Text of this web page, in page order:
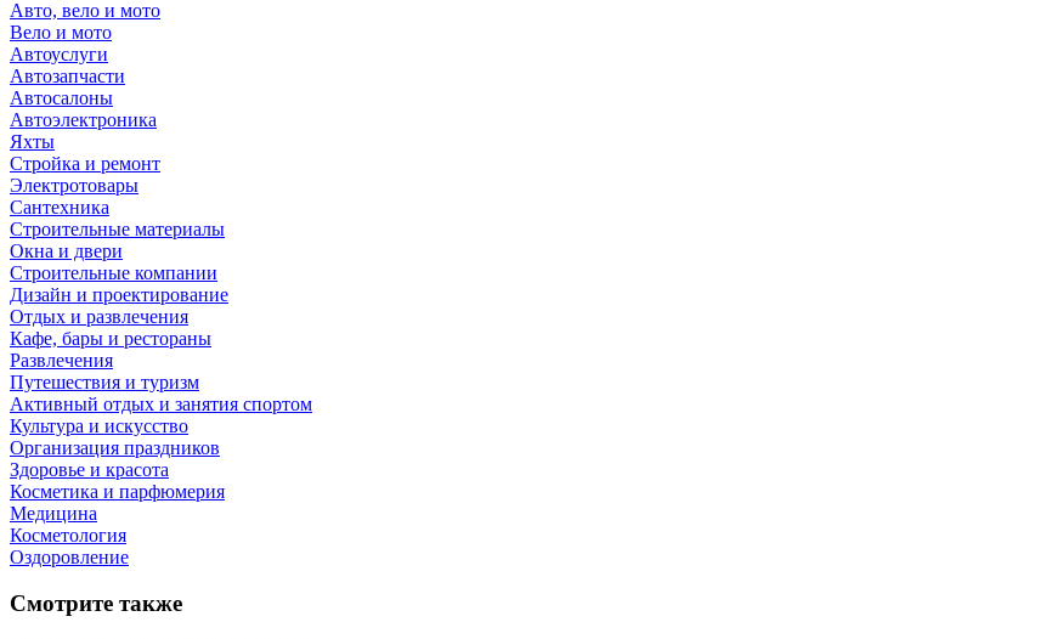
Авто, вело и мото
Вело и мото
Автоуслуги
Автозапчасти
Автосалоны
Автоэлектроника
Яхты
Стройка и ремонт
Электротовары
Сантехника
Строительные материалы
Окна и двери
Строительные компании
Дизайн и проектирование
Отдых и развлечения
Кафе, бары и рестораны
Развлечения
Путешествия и туризм
Активный отдых и занятия спортом
Культура и искусство
Организация праздников
Здоровье и красота
Косметика и парфюмерия
Медицина
Косметология
Оздоровление
Смотрите также